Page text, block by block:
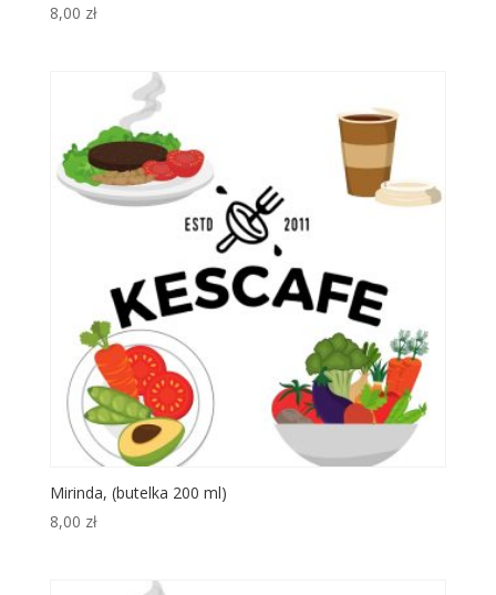
8,00 zł
Mirinda, (butelka 200 ml)
8,00 zł